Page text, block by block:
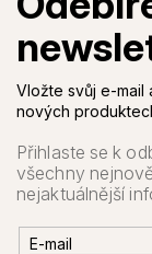
Vložte svůj e-mail
nových
E-mail